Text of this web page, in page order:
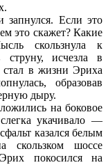
запнулся. Если это
это скажет? Какие
скользнула к
струну, исчезла в
стал в жизни Эриха
образовав
дыру.
на боковое
укачивало —
казался белым
шоссе
покосился на